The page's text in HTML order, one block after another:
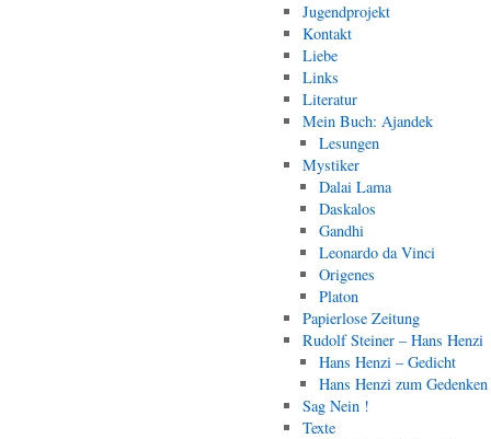
Jugendprojekt
Kontakt
Liebe
Links
Literatur
Mein Buch: Ajandek
Lesungen
Mystiker
Dalai Lama
Daskalos
Gandhi
Leonardo da Vinci
Origenes
Platon
Papierlose Zeitung
Rudolf Steiner – Hans Henzi
Hans Henzi – Gedicht
Hans Henzi zum Gedenken
Sag Nein !
Texte